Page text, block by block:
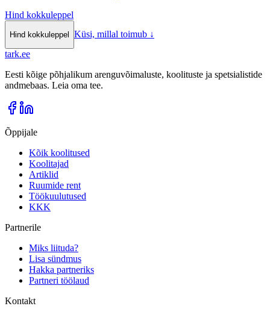
Hind kokkuleppel
Hind kokkuleppel Küsi, millal toimub ↓
tark.ee
Eesti kõige põhjalikum arenguvõimaluste, koolituste ja spetsialistide
andmebaas. Leia oma tee.
Õppijale
Kõik koolitused
Koolitajad
Artiklid
Ruumide rent
Töökuulutused
KKK
Partnerile
Miks liituda?
Lisa sündmus
Hakka partneriks
Partneri töölaud
Kontakt